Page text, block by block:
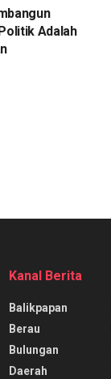
Adalah
Kanal Berita
Balikpapan
Berau
Bulungan
Daerah